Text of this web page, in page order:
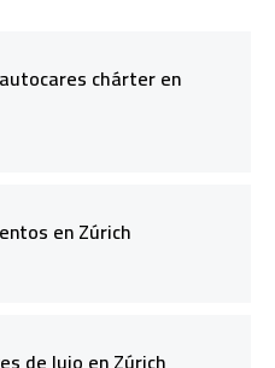
chárter en
en Zúrich